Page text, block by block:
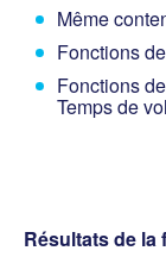
Même
Fonctions
Fonctions
Temps de
Résultats de la